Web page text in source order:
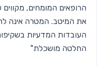
הרופאים המומחים,
את המיטב. המטרה אינה
העובדות המדעיות
החלטה מושכלת"